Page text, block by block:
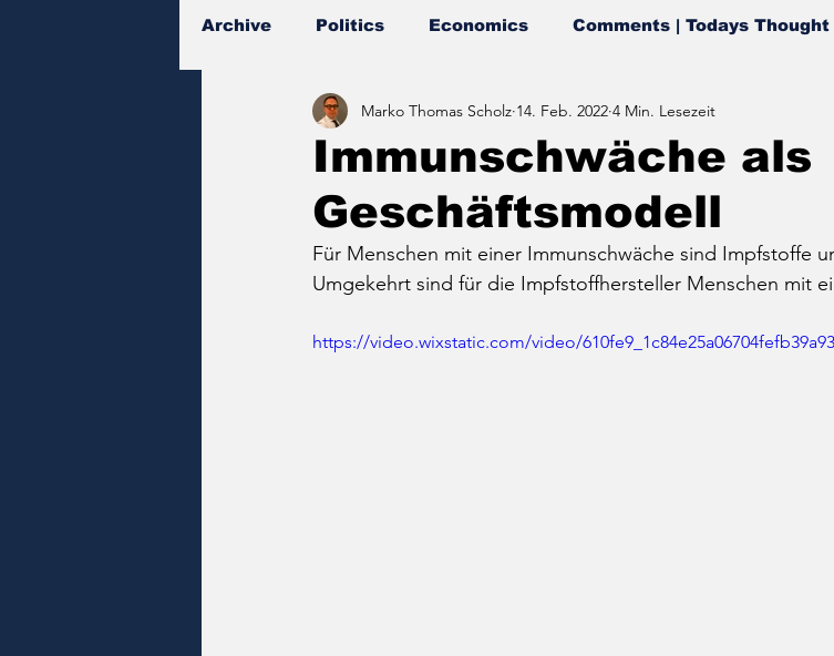
Archive Politics Economics Comments | Todays
Documents
Immunschwäche als
Geschäftsmodell
Marko Thomas Scholz 14. Feb. 2022 4 Min. Lesezeit
Für Menschen mit einer Immunschwäche sind Impfstoffe
Umgekehrt sind für die Impfstoffhersteller Menschen mit
https://video.wixstatic.com/video/